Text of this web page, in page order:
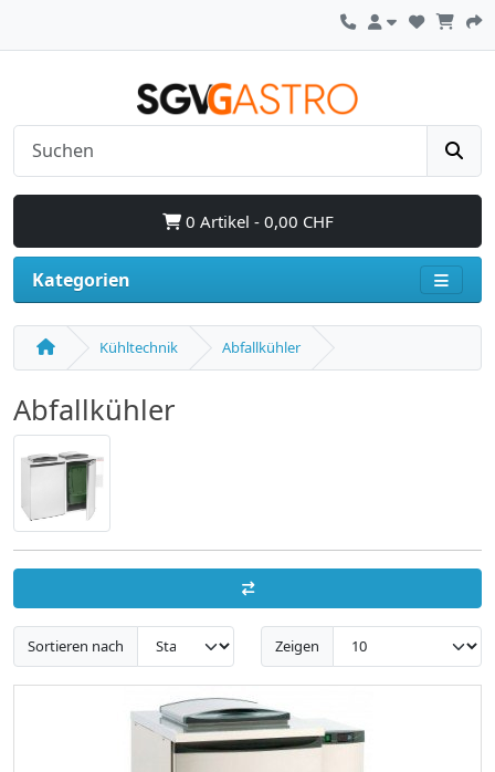
0 Artikel - 0,00 CHF
Kategorien
Kühltechnik Abfallkühler
Abfallkühler
Sortieren nach Zeigen